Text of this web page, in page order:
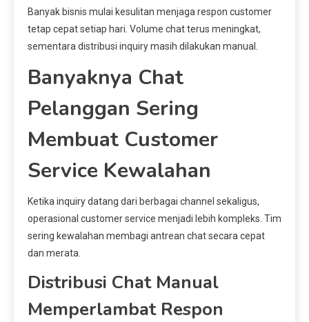
Banyak bisnis mulai kesulitan menjaga respon customer
tetap cepat setiap hari. Volume chat terus meningkat,
sementara distribusi inquiry masih dilakukan manual.
Banyaknya Chat
Pelanggan Sering
Membuat Customer
Service Kewalahan
Ketika inquiry datang dari berbagai channel sekaligus,
operasional customer service menjadi lebih kompleks. Tim
sering kewalahan membagi antrean chat secara cepat
dan merata.
Distribusi Chat Manual
Memperlambat Respon